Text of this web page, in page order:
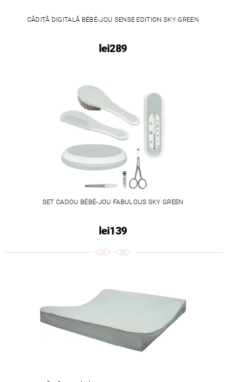
CĂDIȚĂ DIGITALĂ BÉBÉ-JOU SENSE EDITION SKY GREEN
lei289
SET CADOU BÉBÉ-JOU FABULOUS SKY GREEN
lei139